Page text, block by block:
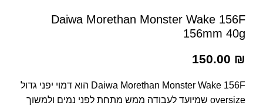
Daiwa Morethan Monster Wake 156F
156mm 40g
150.00 ₪
Daiwa Morethan Monster Wake 156F הוא דמוי יפני גדול
oversize שמיועד לעבודה ממש מתחת לפני נמים ולמשוך